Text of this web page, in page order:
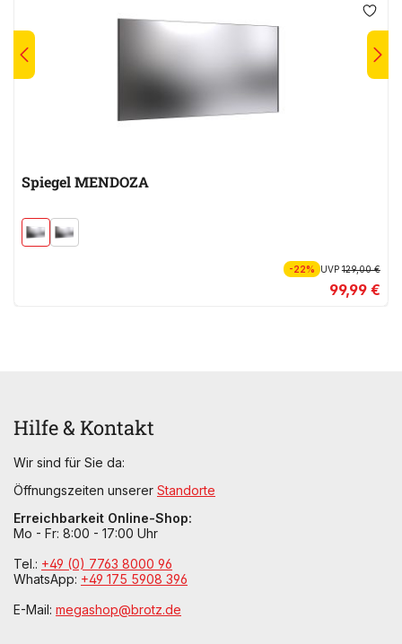
Spiegel MENDOZA
-22% UVP129,00 €
99,99 €
Hilfe & Kontakt
Wir sind für Sie da:
Öffnungszeiten unserer Standorte
Erreichbarkeit Online-Shop:
Mo - Fr: 8:00 - 17:00 Uhr
Tel.: +49 (0) 7763 8000 96
WhatsApp: +49 175 5908 396
E-Mail: megashop@brotz.de